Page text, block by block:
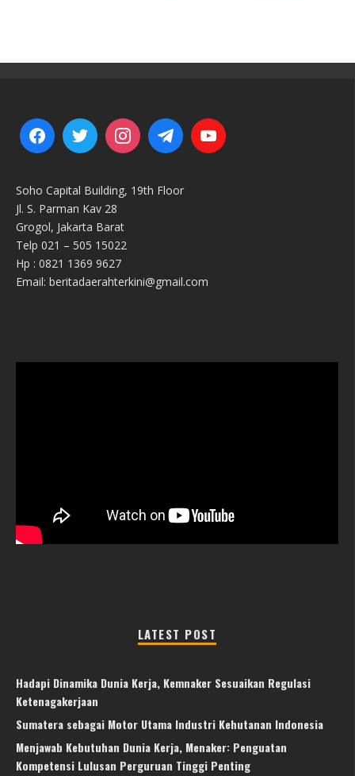
Soho Capital Building, 19th Floor
Jl. S. Parman Kav 28
Grogol, Jakarta Barat
Telp 021 – 505 15022
Hp : 0821 1369 9627
Email: beritadaerahterkini@gmail.com
LATEST POST
Hadapi Dinamika Dunia Kerja, Kemnaker Sesuaikan Regulasi
Ketenagakerjaan
Sumatera sebagai Motor Utama Industri Kehutanan Indonesia
Menjawab Kebutuhan Dunia Kerja, Menaker: Penguatan
Kompetensi Lulusan Perguruan Tinggi Penting